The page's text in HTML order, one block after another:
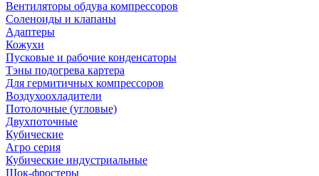
Вентиляторы обдува компрессоров
Соленоиды и клапаны
Адаптеры
Кожухи
Пусковые и рабочие конденсаторы
Тэны подогрева картера
Для гермитичных компрессоров
Воздухоохладители
Потолочные (угловые)
Двухпоточные
Кубические
Агро серия
Кубические индустриальные
Шок-фростеры